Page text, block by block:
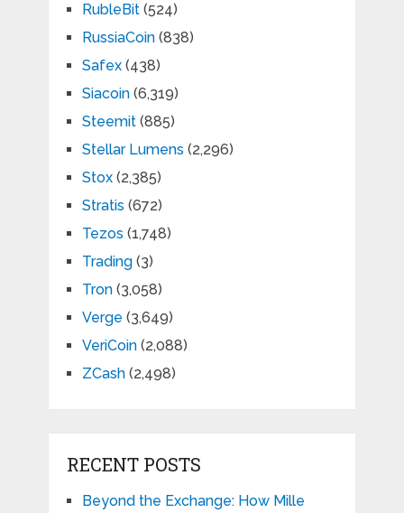
RubleBit(524)
RussiaCoin(838)
Safex(438)
Siacoin(6,319)
Steemit(885)
Stellar Lumens (2,296)
Stox(2,385)
Stratis (672)
Tezos (1,748)
Trading(3)
Tron(3,058)
Verge (3,649)
VeriCoin(2,088)
ZCash(2,498)
RECENT POSTS
Beyond the Exchange: How Mille